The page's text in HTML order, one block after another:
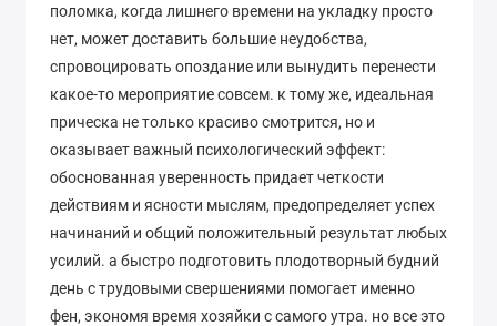
поломка, когда лишнего времени на укладку просто
нет, может доставить большие неудобства,
спровоцировать опоздание или вынудить перенести
какое-то мероприятие совсем. к тому же, идеальная
прическа не только красиво смотрится, но и
оказывает важный психологический эффект:
обоснованная уверенность придает четкости
действиям и ясности мыслям, предопределяет успех
начинаний и общий положительный результат любых
усилий. а быстро подготовить плодотворный будний
день с трудовыми свершениями помогает именно
фен, экономя время хозяйки с самого утра. но все это